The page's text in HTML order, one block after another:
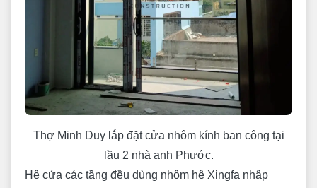
Thợ Minh Duy lắp đặt cửa nhôm kính ban công tại
lầu 2 nhà anh Phước.
Hệ cửa các tầng đều dùng nhôm hệ Xingfa nhập